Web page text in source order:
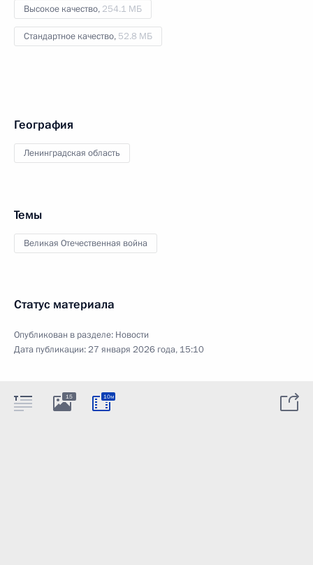
Высокое качество, 254.1 МБ
Стандартное качество, 52.8 МБ
География
Ленинградская область
Темы
Великая Отечественная война
Статус материала
Опубликован в разделе: Новости
Дата публикации:27 января 2026 года, 15:10
15 10м